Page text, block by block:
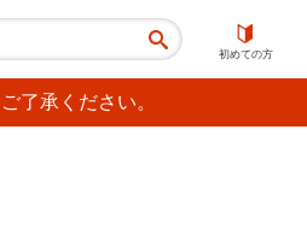
初めての方
了承ください。